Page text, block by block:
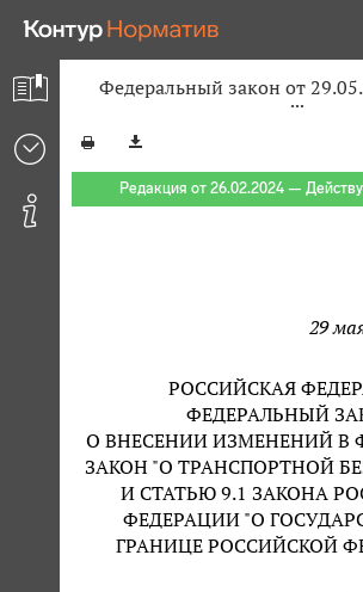
Федеральный закон от
Редакция от 26.02.2024 —
29
РОССИЙСКАЯ
ФЕДЕРАЛЬНЫЙ
О ВНЕСЕНИИ ИЗМЕНЕНИЙ В
ЗАКОН "О ТРАНСПОРТНОЙ
И СТАТЬЮ 9.1 ЗАКОНА
ФЕДЕРАЦИИ "О
ГРАНИЦЕ РОССИЙСКОЙ